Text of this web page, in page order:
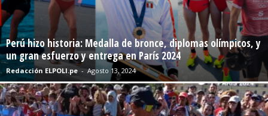
Perú hizo historia: Medalla de bronce, diplomas olímpicos, y
un gran esfuerzo y entrega en París 2024
Redacción ELPOLI.pe - Agosto 13, 2024